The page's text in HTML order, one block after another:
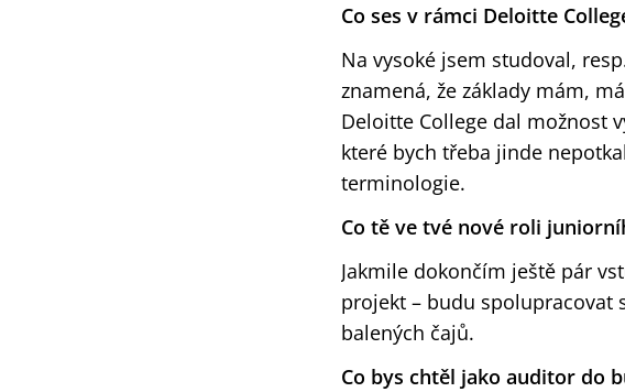
Co ses v rámci Deloitte
Na vysoké jsem studoval,
znamená, že základy mám,
Deloitte College dal možnost
které bych třeba jinde
terminologie.
Co tě ve tvé nové roli
Jakmile dokončím ještě pár
projekt – budu spolupracovat
balených čajů.
Co bys chtěl jako auditor do